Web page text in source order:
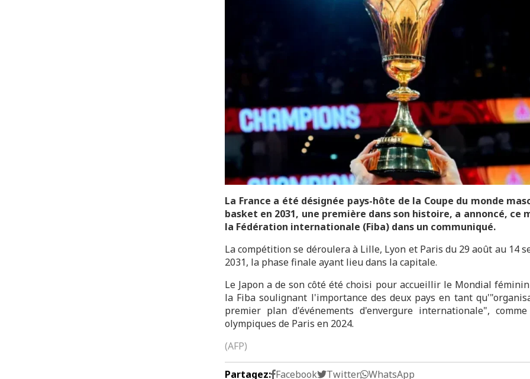
La France a été désignée pays-hôte de la Coupe du monde
basket en 2031, une première dans son histoire, a annoncé, ce
la Fédération internationale (Fiba) dans un communiqué.
La compétition se déroulera à Lille, Lyon et Paris du 29 août au 14
2031, la phase finale ayant lieu dans la capitale.
Le Japon a de son côté été choisi pour accueillir le Mondial
la Fiba soulignant l'importance des deux pays en tant
premier plan d'événements d'envergure internationale",
olympiques de Paris en 2024.
(AFP)
Partagez: Facebook Twitter WhatsApp